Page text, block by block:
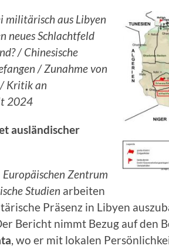
militärisch aus Libyen
neues Schlachtfeld
/ Chinesische
/ Zunahme von
Kritik an
2024
ausländischer
Europäischen Zentrum
Studien arbeiten
Präsenz in Libyen
Bericht nimmt Bezug auf den
, wo er mit lokalen